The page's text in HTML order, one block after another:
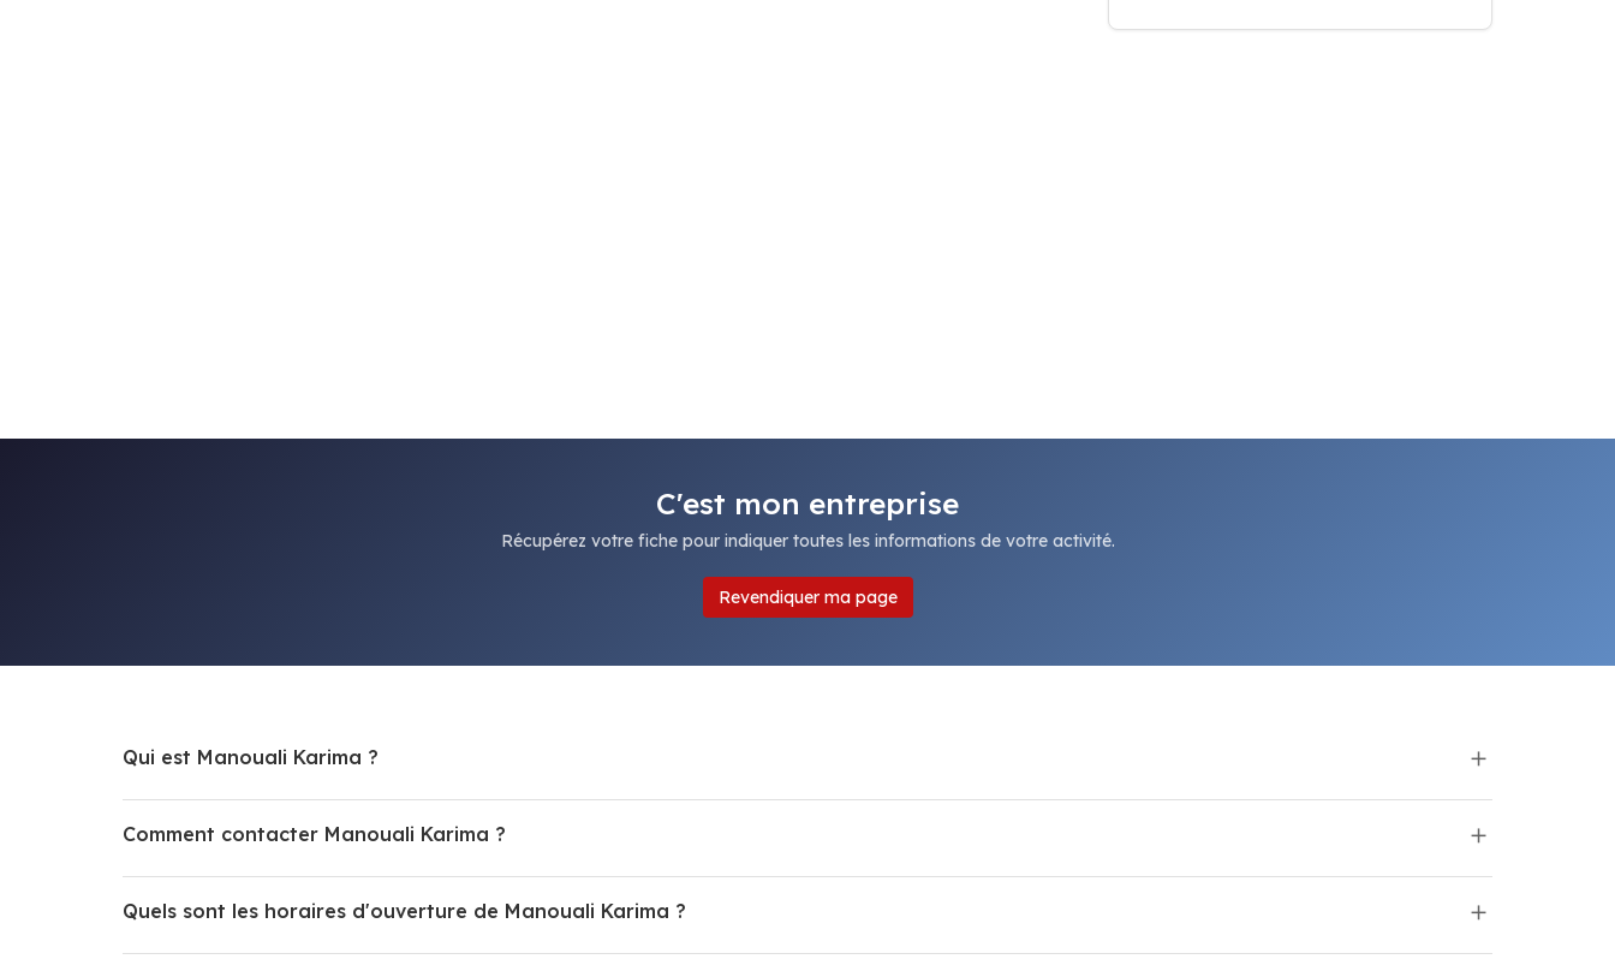
C'est mon entreprise
Récupérez votre fiche pour indiquer toutes les informations de votre activité.
Revendiquer ma page
Qui est Manouali Karima ?
Comment contacter Manouali Karima ?
Quels sont les horaires d'ouverture de Manouali Karima ?